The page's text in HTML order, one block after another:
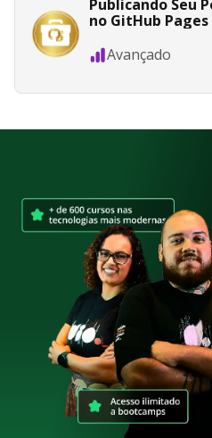
Publicando Seu
no GitHub Pages
Avançado